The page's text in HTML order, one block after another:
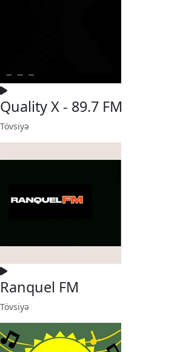
Quality X - 89.7 FM
Tövsiyə
Ranquel FM
Tövsiyə